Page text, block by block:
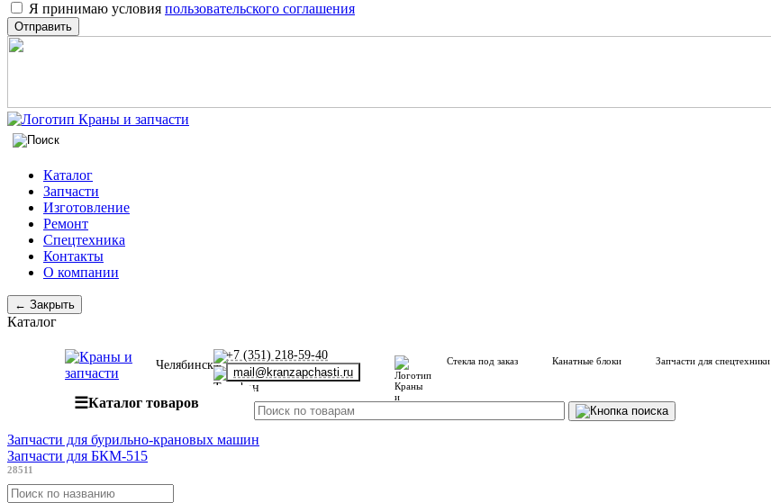
Я принимаю условия пользовательского соглашения
Отправить
Каталог
Запчасти
Изготовление
Ремонт
Спецтехника
Контакты
О компании
← Закрыть
Каталог
Челябинск
+7 (351) 218-59-40
mail@kranzapchasti.ru
Стекла под заказ Канатные блоки Запчасти для спецтехники
☰Каталог товаров
Запчасти для бурильно-крановых машин
Запчасти для БКМ-515
28511